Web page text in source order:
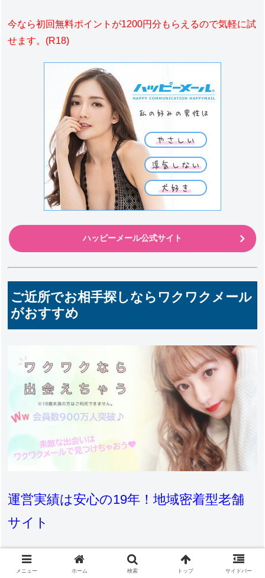
今なら初回無料ポイントが1200円分もらえるので気軽に試
せます。(R18)
ハッピーメール公式サイト
ご近所でお相手探しならワクワクメール
がおすすめ
運営実績は安心の19年！地域密着型老舗
サイト
ワクワクメールは、身近な地域での出会いが探せるサイト
として長年愛されています。街頭広告や女性誌への出稿を
メニュー ホーム 検索 トップ サイドバー